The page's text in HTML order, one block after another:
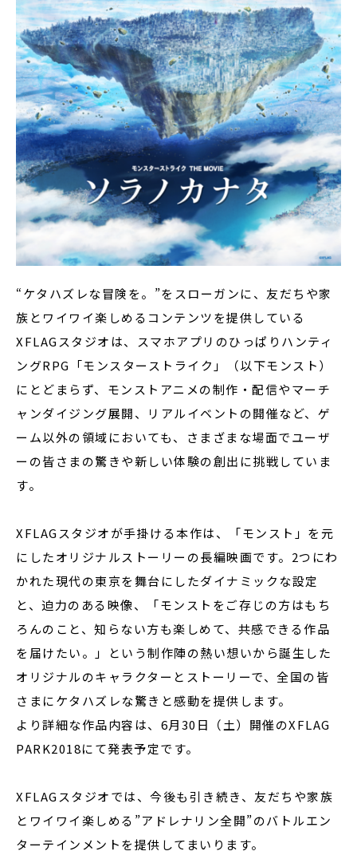
“ケタハズレな冒険を。”をスローガンに、友だちや家
族とワイワイ楽しめるコンテンツを提供している
XFLAGスタジオは、スマホアプリのひっぱりハンティ
ングRPG「モンスターストライク」（以下モンスト）
にとどまらず、モンストアニメの制作・配信やマーチ
ャンダイジング展開、リアルイベントの開催など、ゲ
ーム以外の領域においても、さまざまな場面でユーザ
ーの皆さまの驚きや新しい体験の創出に挑戦していま
す。
XFLAGスタジオが手掛ける本作は、「モンスト」を元
にしたオリジナルストーリーの長編映画です。2つにわ
かれた現代の東京を舞台にしたダイナミックな設定
と、迫力のある映像、「モンストをご存じの方はもち
ろんのこと、知らない方も楽しめて、共感できる作品
を届けたい。」という制作陣の熱い想いから誕生した
オリジナルのキャラクターとストーリーで、全国の皆
さまにケタハズレな驚きと感動を提供します。
より詳細な作品内容は、6月30日（土）開催のXFLAG
PARK2018にて発表予定です。
XFLAGスタジオでは、今後も引き続き、友だちや家族
とワイワイ楽しめる”アドレナリン全開”のバトルエン
ターテインメントを提供してまいります。